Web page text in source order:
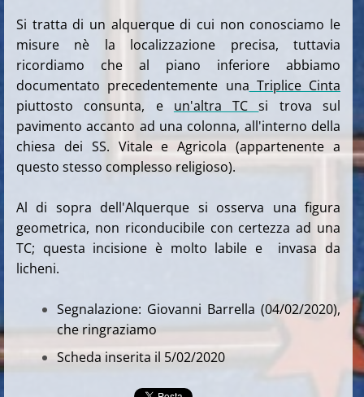
Si tratta di un alquerque di cui non conosciamo le
misure nè la localizzazione precisa, tuttavia
ricordiamo che al piano inferiore abbiamo
documentato precedentemente una Triplice Cinta
piuttosto consunta, e un'altra TCsi trova sul
pavimento accanto ad una colonna, all'interno della
chiesa dei SS. Vitale e Agricola (appartenente a
questo stesso complesso religioso).
Al di sopra dell'Alquerque si osserva una figura
geometrica, non riconducibile con certezza ad una
TC; questa incisione è molto labile e invasa da
licheni.
Segnalazione: Giovanni Barrella (04/02/2020),
che ringraziamo
Scheda inserita il 5/02/2020